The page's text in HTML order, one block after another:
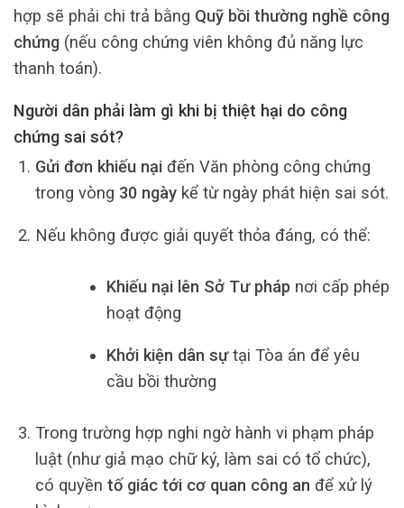
hợp sẽ phải chi trả bằng Quỹ bồi thường nghề công
chứng (nếu công chứng viên không đủ năng lực
thanh toán).
Người dân phải làm gì khi bị thiệt hại do công
chứng sai sót?
Gửi đơn khiếu nạiđến Văn phòng công chứng
trong vòng 30 ngàykể từ ngày phát hiện sai sót.
Nếu không được giải quyết thỏa đáng, có thể:
Khiếu nại lên Sở Tư pháp nơi cấp phép
hoạt động
Khởi kiện dân sựtại Tòa án để yêu
cầu bồi thường
Trong trường hợp nghi ngờ hành vi phạm pháp
luật (như giả mạo chữ ký, làm sai có tổ chức),
có quyền tố giác tới cơ quan công an để xử lý